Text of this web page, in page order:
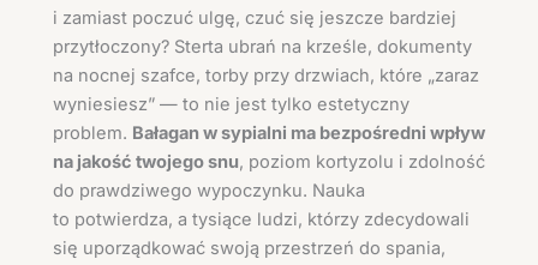
i zamiast poczuć ulgę, czuć się jeszcze bardziej
przytłoczony? Sterta ubrań na krześle, dokumenty
na nocnej szafce, torby przy drzwiach, które „zaraz
wyniesiesz” — to nie jest tylko estetyczny
problem. Bałagan w sypialni ma bezpośredni wpływ
na jakość twojego snu, poziom kortyzolu i zdolność
do prawdziwego wypoczynku. Nauka
to potwierdza, a tysiące ludzi, którzy zdecydowali
się uporządkować swoją przestrzeń do spania,